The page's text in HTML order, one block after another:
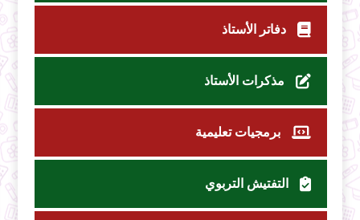
دفاتر الأستاذ
مذكرات الأستاذ
برمجيات تعليمية
التفتيش التربوي